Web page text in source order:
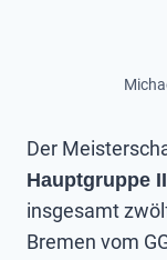
Der
Hauptgruppe
insgesamt
Bremen vom